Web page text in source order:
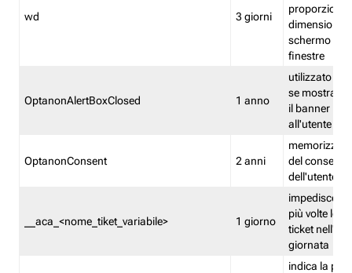
wd 3 giorni
proporzioni
dimensioni
schermo e
finestre
OptanonAlertBoxClosed 1 anno
utilizzato per
se mostrare
il banner
all'utente
OptanonConsent 2 anni
memorizza
del
dell'utente
__aca_<nome_tiket_variabile> 1 giorno
impedisce di
più volte lo
ticket
giornata
indica la